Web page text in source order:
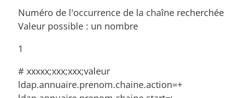
Numéro de l'occurrence de la chaîne recherchée
Valeur possible : un nombre
1
# xxxxx;xxx;xxx;valeur
ldap.annuaire.prenom.chaine.action=+